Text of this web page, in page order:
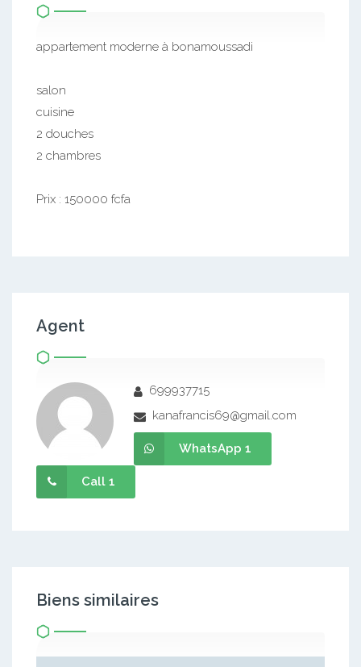
appartement moderne à bonamoussadi
salon
cuisine
2 douches
2 chambres
Prix : 150000 fcfa
Agent
699937715
kanafrancis69@gmail.com
WhatsApp 1
Call 1
Biens similaires